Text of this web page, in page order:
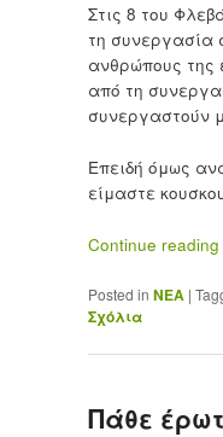
Στις 8 του
τη συνεργασία
ανθρώπους της
από τη
συνεργαστούν
Επειδή όμως
είμαστε
Continue reading
Posted in ΝΕΑ |
Σχόλια
Πάθε